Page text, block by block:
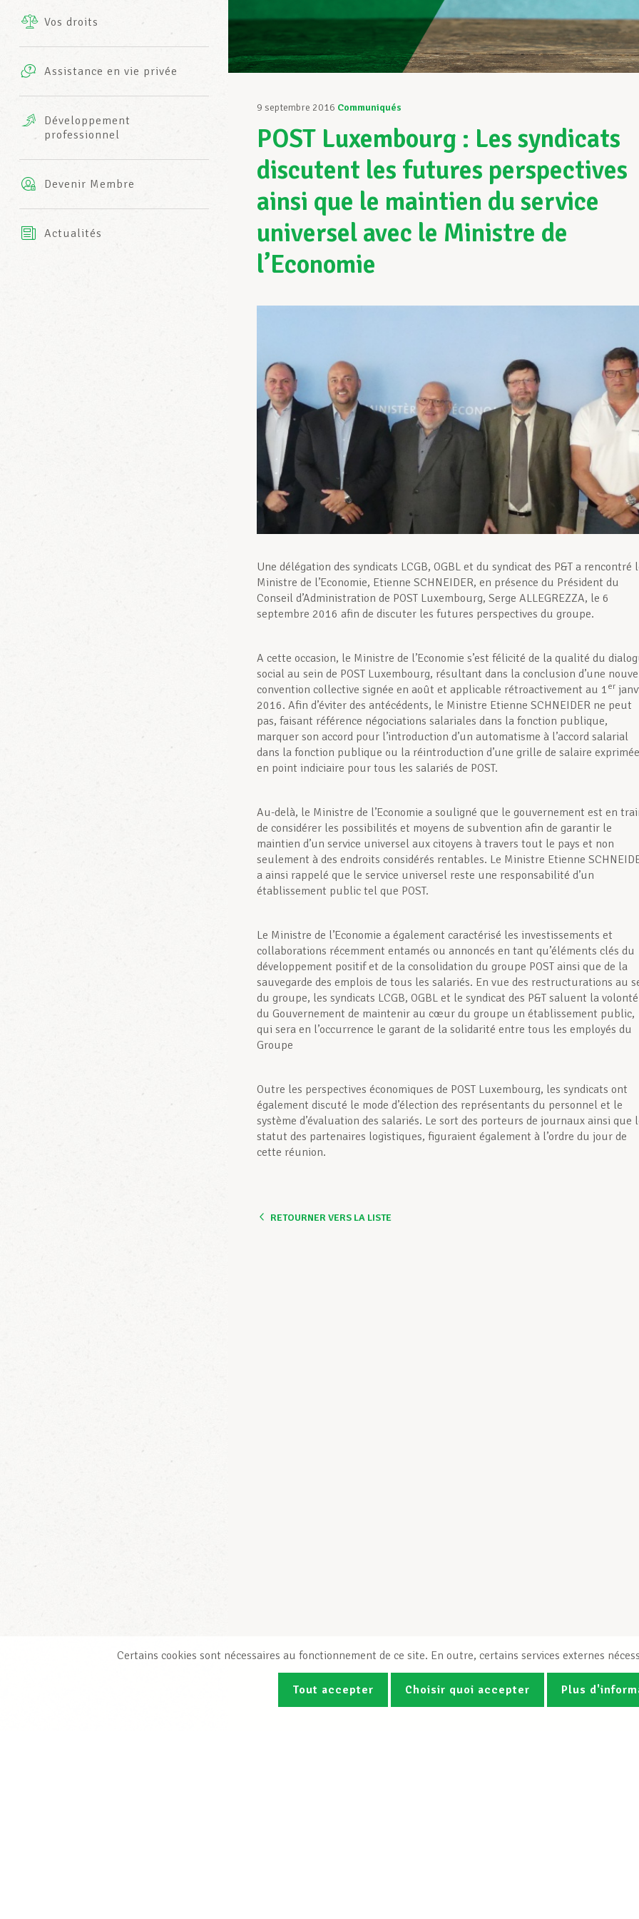
INFO-CENTER
Vos droits
Assistance en vie privée
complémentaires
AXA
Développement
professionnel
Devenir Membre
Actualités
9 septembre 2016 Communiqués
POST Luxembourg : Les syndicats
discutent les futures perspectives
ainsi que le maintien du service
universel avec le Ministre de
l’Economie
Une délégation des syndicats LCGB, OGBL et du syndicat des P&T a rencontré
Ministre de l’Economie, Etienne SCHNEIDER, en présence du Président du
Conseil d’Administration de POST Luxembourg, Serge ALLEGREZZA, le 6
septembre 2016 afin de discuter les futures perspectives du groupe.
A cette occasion, le Ministre de l’Economie s’est félicité de la qualité du
social au sein de POST Luxembourg, résultant dans la conclusion d’une
convention collective signée en août et applicable rétroactivement au 1 er
2016. Afin d’éviter des antécédents, le Ministre Etienne SCHNEIDER ne peut
pas, faisant référence négociations salariales dans la fonction publique,
marquer son accord pour l’introduction d’un automatisme à l’accord salarial
dans la fonction publique ou la réintroduction d’une grille de salaire exprimée
en point indiciaire pour tous les salariés de POST.
Au-delà, le Ministre de l’Economie a souligné que le gouvernement est en
de considérer les possibilités et moyens de subvention afin de garantir le
maintien d’un service universel aux citoyens à travers tout le pays et non
seulement à des endroits considérés rentables. Le Ministre Etienne
a ainsi rappelé que le service universel reste une responsabilité d’un
établissement public tel que POST.
Le Ministre de l’Economie a également caractérisé les investissements et
collaborations récemment entamés ou annoncés en tant qu’éléments clés du
développement positif et de la consolidation du groupe POST ainsi que de la
sauvegarde des emplois de tous les salariés. En vue des restructurations au
du groupe, les syndicats LCGB, OGBL et le syndicat des P&T saluent la volonté
du Gouvernement de maintenir au cœur du groupe un établissement public,
qui sera en l’occurrence le garant de la solidarité entre tous les employés du
Groupe
Outre les perspectives économiques de POST Luxembourg, les syndicats ont
également discuté le mode d’élection des représentants du personnel et le
système d’évaluation des salariés. Le sort des porteurs de journaux ainsi que
statut des partenaires logistiques, figuraient également à l’ordre du jour de
cette réunion.
RETOURNER VERS LA LISTE
Certains cookies sont nécessaires au fonctionnement de ce site. En outre, certains services externes
Tout accepter Choisir quoi accepter Plus